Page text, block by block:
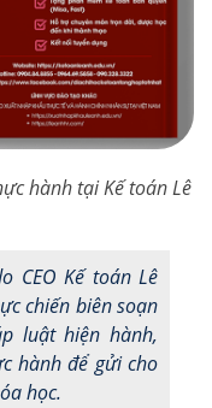
hành tại Kế toán Lê
CEO Kế toán Lê
chiến biên soạn
luật hiện hành,
hành để gửi cho
học.